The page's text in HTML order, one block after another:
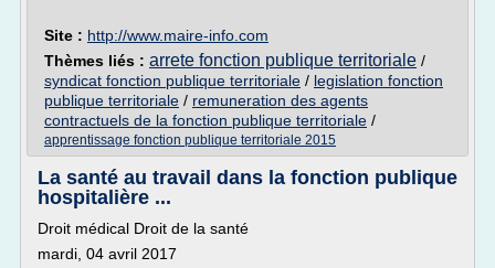
Site : http://www.maire-info.com
Thèmes liés : arrete fonction publique territoriale /
syndicat fonction publique territoriale / legislation fonction
publique territoriale / remuneration des agents
contractuels de la fonction publique territoriale /
apprentissage fonction publique territoriale 2015
La santé au travail dans la fonction publique
hospitalière ...
Droit médical Droit de la santé
mardi, 04 avril 2017